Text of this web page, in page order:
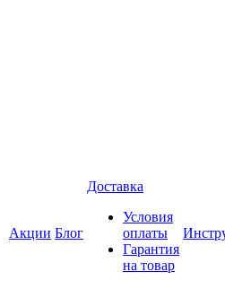
Акции Блог
Доставка
Условия
оплаты
Гарантия
на товар